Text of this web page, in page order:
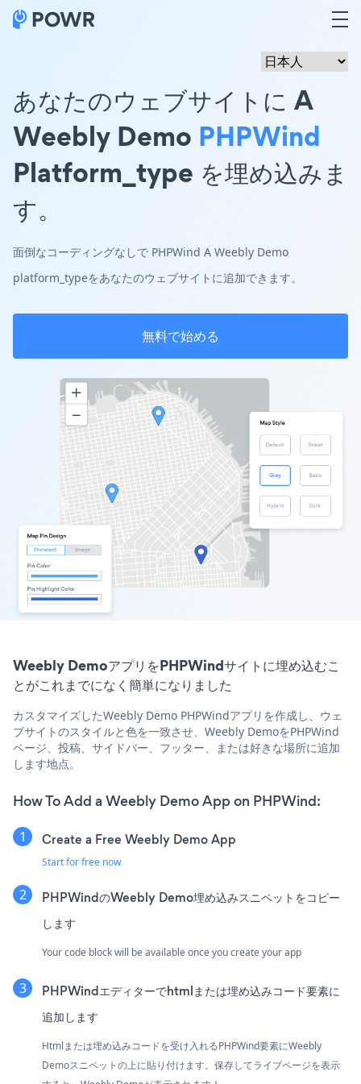
あなたのウェブサイトに A
Weebly Demo PHPWind
Platform_type を埋め込みま
す。
面倒なコーディングなしで PHPWind A Weebly Demo
platform_typeをあなたのウェブサイトに追加できます。
無料で始める
Weebly DemoアプリをPHPWindサイトに埋め込むこ
とがこれまでになく簡単になりました
カスタマイズしたWeebly Demo PHPWindアプリを作成し、ウェ
ブサイトのスタイルと色を一致させ、Weebly DemoをPHPWind
ページ、投稿、サイドバー、フッター、または好きな場所に追加
します地点。
How To Add a Weebly Demo App on PHPWind:
Create a Free Weebly Demo App
Start for free now
PHPWindのWeebly Demo埋め込みスニペットをコピー
します
Your code block will be available once you create your app
PHPWindエディターでhtmlまたは埋め込みコード要素に
追加します
Htmlまたは埋め込みコードを受け入れるPHPWind要素にWeebly
Demoスニペットの上に貼り付けます。保存してライブページを表示